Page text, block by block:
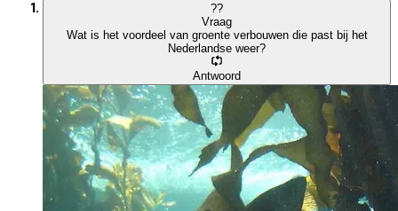
??
Vraag
Wat is het voordeel van groente verbouwen die past bij het
Nederlandse weer?
Antwoord